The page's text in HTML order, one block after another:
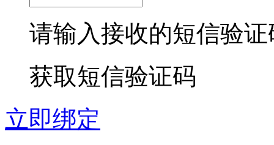
请输入接收的短信验证
获取短信验证码
立即绑定